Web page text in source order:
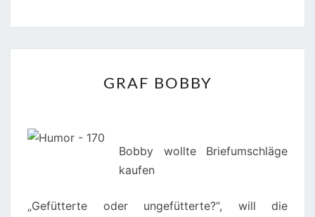
BOBBY
GRAF BOBBY
Bobby wollte Briefumschläge
kaufen
„Gefütterte oder ungefütterte?“, will die